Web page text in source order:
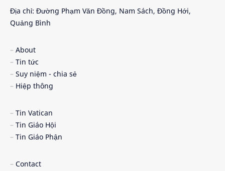
5 cách đơn giản dọn tâm hồn đón chúa 6 gương mặt
Ad Limina 2026
An ninh mạng
ba bí tích khai tâm
Địa chỉ: Đường Phạm Văn Đồng, Nam Sách, Đồng Hới,
Quảng Bình
About
Tin tức
Suy niệm - chia sẻ
Hiệp thông
Tin Vatican
Tin Giáo Hội
Tin Giáo Phận
Contact